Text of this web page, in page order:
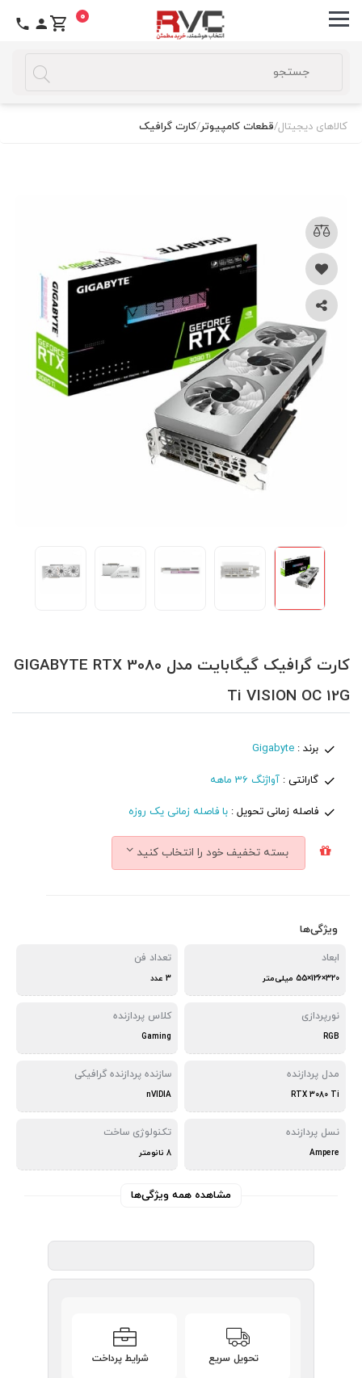
0
کالاهای دیجیتال/قطعات کامپیوتر/کارت گرافیک
کارت گرافیک گیگابایت مدل GIGABYTE RTX 3080
Ti VISION OC 12G
برند :Gigabyte
گارانتی :آواژنگ 36 ماهه
فاصله زمانی تحویل : با فاصله زمانی یک روزه
بسته تخفیف خود را انتخاب کنید
ویژگی‌ها
ابعاد
320×126×55 میلی‌متر
تعداد فن
3 عدد
نورپردازی
RGB
کلاس پردازنده
Gaming
مدل پردازنده
RTX 3080 Ti
سازنده پردازنده گرافیکی
nVIDIA
نسل پردازنده
Ampere
تکنولوژی ساخت
8 نانومتر
مشاهده همه ویژگی‌ها
تحویل سریع شرایط پرداخت